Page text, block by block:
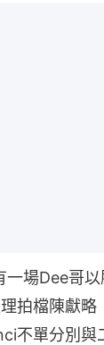
一場Dee哥
拍檔陳獻略
不單分別與